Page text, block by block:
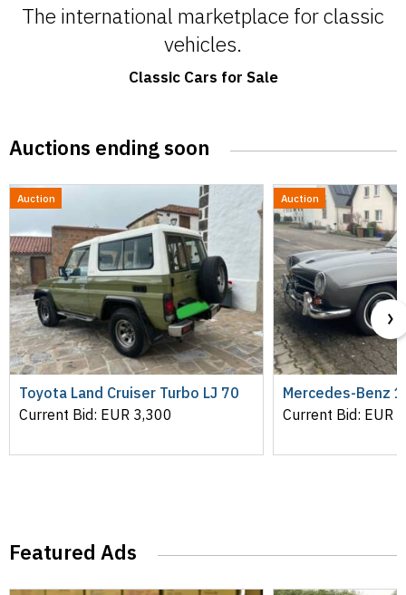
Classic Cars for Sale
The international marketplace for classic
vehicles.
Auctions ending soon
Auction
Toyota Land Cruiser Turbo LJ 70
Current Bid: EUR 3,300
Auction
Mercedes-Benz
Current Bid: EUR
Featured Ads